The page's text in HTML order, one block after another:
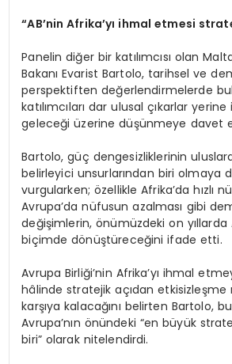
“AB’nin Afrika’yı ihmal etmesi
Panelin diğer bir katılımcısı olan
Bakanı Evarist Bartolo, tarihsel ve
perspektiften değerlendirmelerde
katılımcıları dar ulusal çıkarlar yerine
geleceği üzerine düşünmeye davet
Bartolo, güç dengesizliklerinin
belirleyici unsurlarından biri olmaya
vurgularken; özellikle Afrika’da hızlı
Avrupa’da nüfusun azalması gibi
değişimlerin, önümüzdeki on yıllarda
biçimde dönüştüreceğini ifade etti.
Avrupa Birliği’nin Afrika’yı ihmal
hâlinde stratejik açıdan etkisizleşme
karşıya kalacağını belirten Bartolo,
Avrupa’nın önündeki “en büyük
biri” olarak nitelendirdi.